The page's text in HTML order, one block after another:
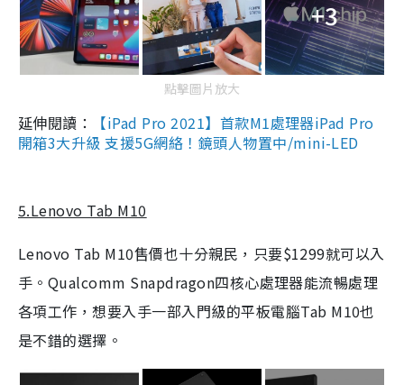
+3
點擊圖片放大
延伸閱讀：
【iPad Pro 2021】首款M1處理器iPad Pro
開箱3大升級 支援5G網絡！鏡頭人物置中/mini-LED
5.Lenovo Tab M10
Lenovo Tab M10售價也十分親民，只要$1299就可以入
手。Qualcomm Snapdragon四核心處理器能流暢處理
各項工作，想要入手一部入門級的平板電腦Tab M10也
是不錯的選擇。